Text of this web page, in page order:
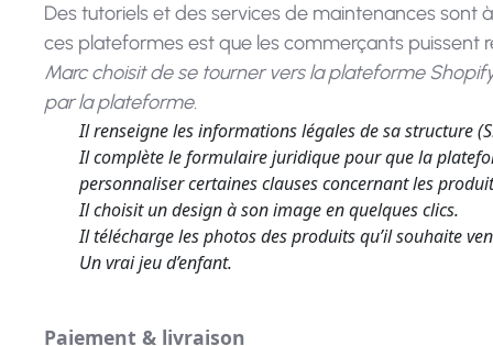
Des tutoriels et des services de maintenances
ces plateformes est que les commerçants puissent
Marc choisit de se tourner vers la plateforme
par la plateforme.
Il renseigne les informations légales de sa structure
Il complète le formulaire juridique pour que la
personnaliser certaines clauses concernant les
Il choisit un design à son image en quelques clics.
Il télécharge les photos des produits qu’il souhaite
Un vrai jeu d’enfant.
Paiement & livraison